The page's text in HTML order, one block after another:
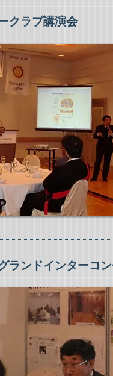
クラブ講演会
ランドインターコ